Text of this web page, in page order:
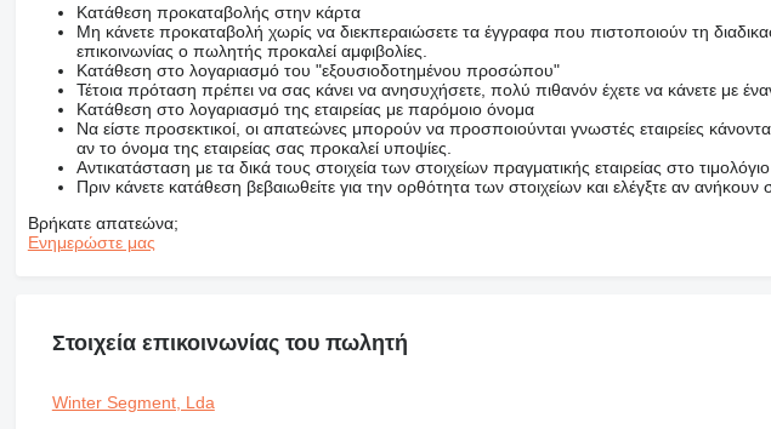
Κατάθεση προκαταβολής στην κάρτα
Μη κάνετε προκαταβολή χωρίς να διεκπεραιώσετε τα έγγραφα που πιστοποιούν τη
επικοινωνίας ο πωλητής προκαλεί αμφιβολίες.
Κατάθεση στο λογαριασμό του "εξουσιοδοτημένου προσώπου"
Τέτοια πρόταση πρέπει να σας κάνει να ανησυχήσετε, πολύ πιθανόν έχετε να κάνετε με
Κατάθεση στο λογαριασμό της εταιρείας με παρόμοιο όνομα
Να είστε προσεκτικοί, οι απατεώνες μπορούν να προσποιούνται γνωστές εταιρείες
αν το όνομα της εταιρείας σας προκαλεί υποψίες.
Αντικατάσταση με τα δικά τους στοιχεία των στοιχείων πραγματικής εταιρείας στο τιμολόγιο
Πριν κάνετε κατάθεση βεβαιωθείτε για την ορθότητα των στοιχείων και ελέγξτε αν ανήκουν
Βρήκατε απατεώνα;
Ενημερώστε μας
Στοιχεία επικοινωνίας του πωλητή
Winter Segment, Lda